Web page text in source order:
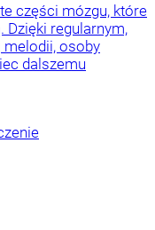
części mózgu, które
regularnym,
melodii, osoby
dalszemu